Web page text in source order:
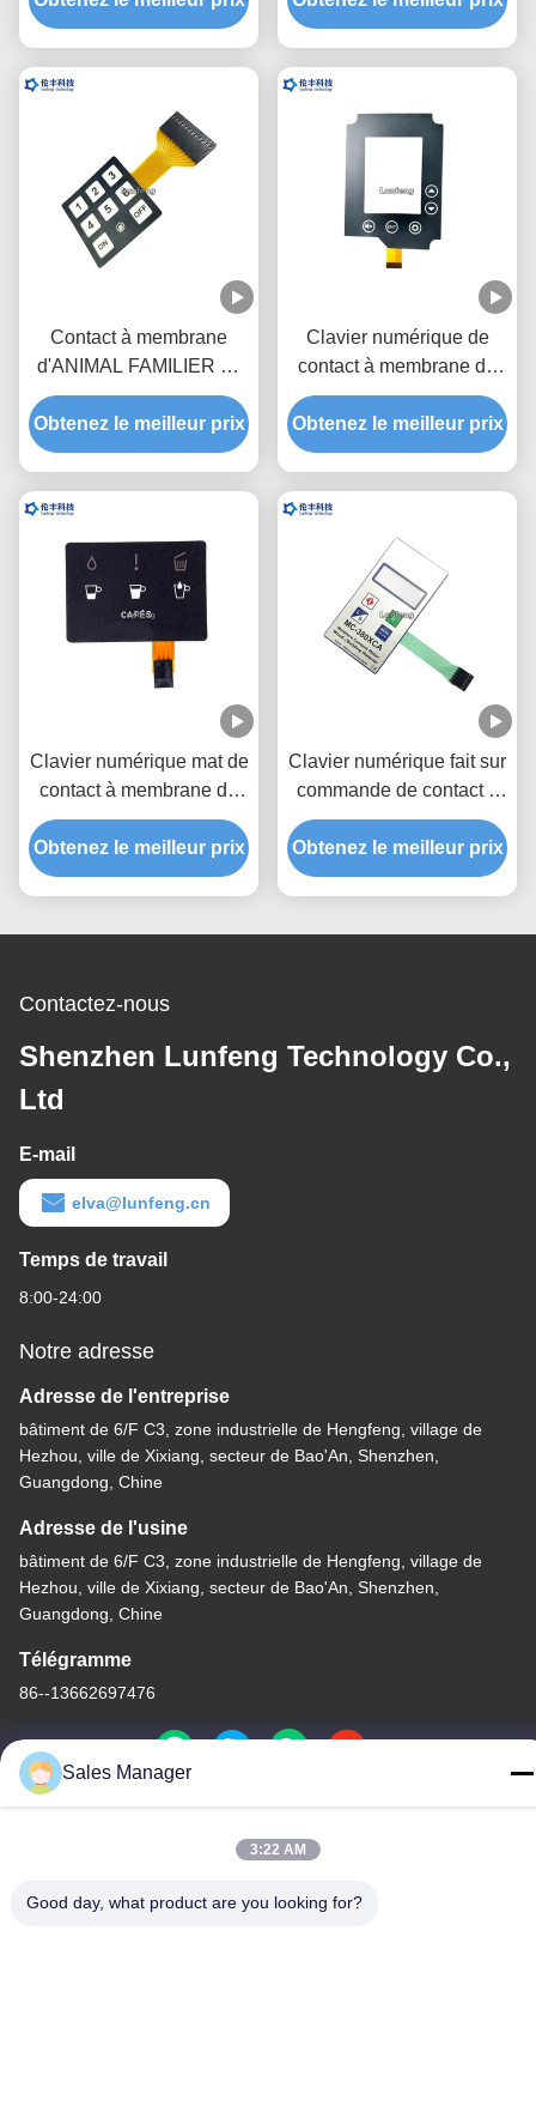
cristaux liquides de
LED
Contact à membrane
d'ANIMAL FAMILIER de
FPC, commutateur de
clavier de membrane
d'ODM d'OEM
Obtenez le meilleur prix
Clavier numérique de
contact à membrane de
circuit de FPC, Matte
Membrane Keyboard
Switch
Obtenez le meilleur prix
Clavier numérique mat de
contact à membrane de
FPC, contact à
membrane d'ANIMAL
FAMILIER pour des cafés
Obtenez le meilleur prix
Clavier numérique fait sur
commande de contact à
membrane, contact à
membrane d'ANIMAL
FAMILIER de mètre de
Obtenez le meilleur prix
Contactez-nous
Shenzhen Lunfeng Technology Co.,
Ltd
E-mail
elva@lunfeng.cn
Temps de travail
8:00-24:00
Notre adresse
Adresse de l'entreprise
bâtiment de 6/F C3, zone industrielle de Hengfeng, village de
Hezhou, ville de Xixiang, secteur de Bao'An, Shenzhen,
Guangdong, Chine
Adresse de l'usine
bâtiment de 6/F C3, zone industrielle de Hengfeng, village de
Hezhou, ville de Xixiang, secteur de Bao'An, Shenzhen,
Guangdong, Chine
Télégramme
86--13662697476
Chine Bonne qualité Contact à membrane de dôme en métal Le
fournisseur. -2026 Shenzhen Lunfeng Technology Co., Ltd Tous
les droits réservés.
Sales Manager
3:22 AM
Good day, what product are you looking for?